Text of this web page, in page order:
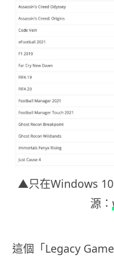
▲只在Windows 10
源：
這個「Legacy